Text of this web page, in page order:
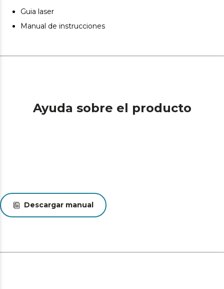
Resultados profesionales gracias a la guía paralela que
facilita los cortes rectos y paralelos, para unos acabados
Guia laser
Manual de instrucciones
Ayuda sobre el producto
Descargar manual